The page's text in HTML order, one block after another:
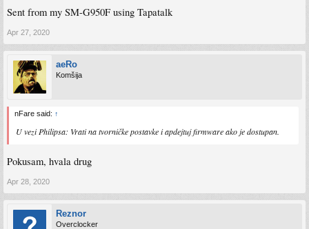
Sent from my SM-G950F using Tapatalk
Apr 27, 2020
aeRo
Komšija
nFare said: ↑
U vezi Philipsa: Vrati na tvorničke postavke i apdejtuj firmware ako je dostupan.
Pokusam, hvala drug
Apr 28, 2020
Reznor
Overclocker